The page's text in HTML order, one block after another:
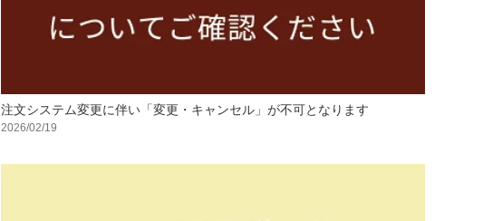
注文システム変更に伴い「変更・キャンセル」が不可となります
2026/02/19